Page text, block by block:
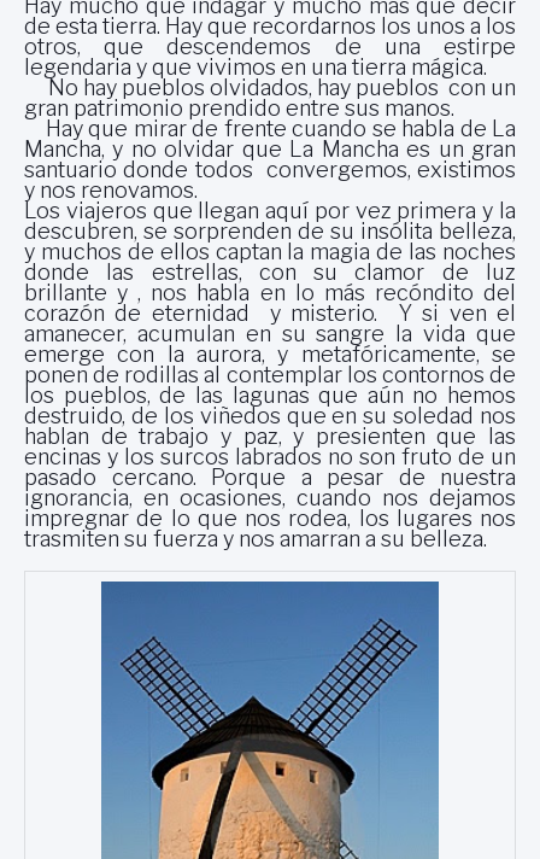
Hay mucho que indagar y mucho más que decir
de esta tierra. Hay que recordarnos los unos a los
otros, que descendemos de una estirpe
legendaria y que vivimos en una tierra mágica.
No hay pueblos olvidados, hay pueblos con un
gran patrimonio prendido entre sus manos.
Hay que mirar de frente cuando se habla de La
Mancha, y no olvidar que La Mancha es un gran
santuario donde todos convergemos, existimos
y nos renovamos.
Los viajeros que llegan aquí por vez primera y la
descubren, se sorprenden de su insólita belleza,
y muchos de ellos captan la magia de las noches
donde las estrellas, con su clamor de luz
brillante y , nos habla en lo más recóndito del
corazón de eternidad y misterio. Y si ven el
amanecer, acumulan en su sangre la vida que
emerge con la aurora, y metafóricamente, se
ponen de rodillas al contemplar los contornos de
los pueblos, de las lagunas que aún no hemos
destruido, de los viñedos que en su soledad nos
hablan de trabajo y paz, y presienten que las
encinas y los surcos labrados no son fruto de un
pasado cercano. Porque a pesar de nuestra
ignorancia, en ocasiones, cuando nos dejamos
impregnar de lo que nos rodea, los lugares nos
trasmiten su fuerza y nos amarran a su belleza.